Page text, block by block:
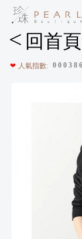
< 回首頁
❤ 人氣指數: 0 0 0 3 8 6